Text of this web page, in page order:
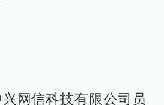
网信科技有限公司员